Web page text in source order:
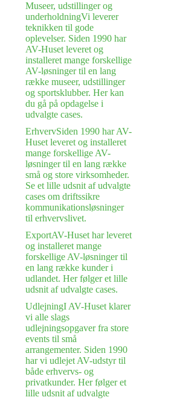
Museer, udstillinger og
underholdningVi leverer
teknikken til gode
oplevelser. Siden 1990 har
AV-Huset leveret og
installeret mange forskellige
AV-løsninger til en lang
række museer, udstillinger
og sportsklubber. Her kan
du gå på opdagelse i
udvalgte cases.
ErhvervSiden 1990 har AV-
Huset leveret og installeret
mange forskellige AV-
løsninger til en lang række
små og store virksomheder.
Se et lille udsnit af udvalgte
cases om driftssikre
kommunikationsløsninger
til erhvervslivet.
ExportAV-Huset har leveret
og installeret mange
forskellige AV-løsninger til
en lang række kunder i
udlandet. Her følger et lille
udsnit af udvalgte cases.
UdlejningI AV-Huset klarer
vi alle slags
udlejningsopgaver fra store
events til små
arrangementer. Siden 1990
har vi udlejet AV-udstyr til
både erhvervs- og
privatkunder. Her følger et
lille udsnit af udvalgte